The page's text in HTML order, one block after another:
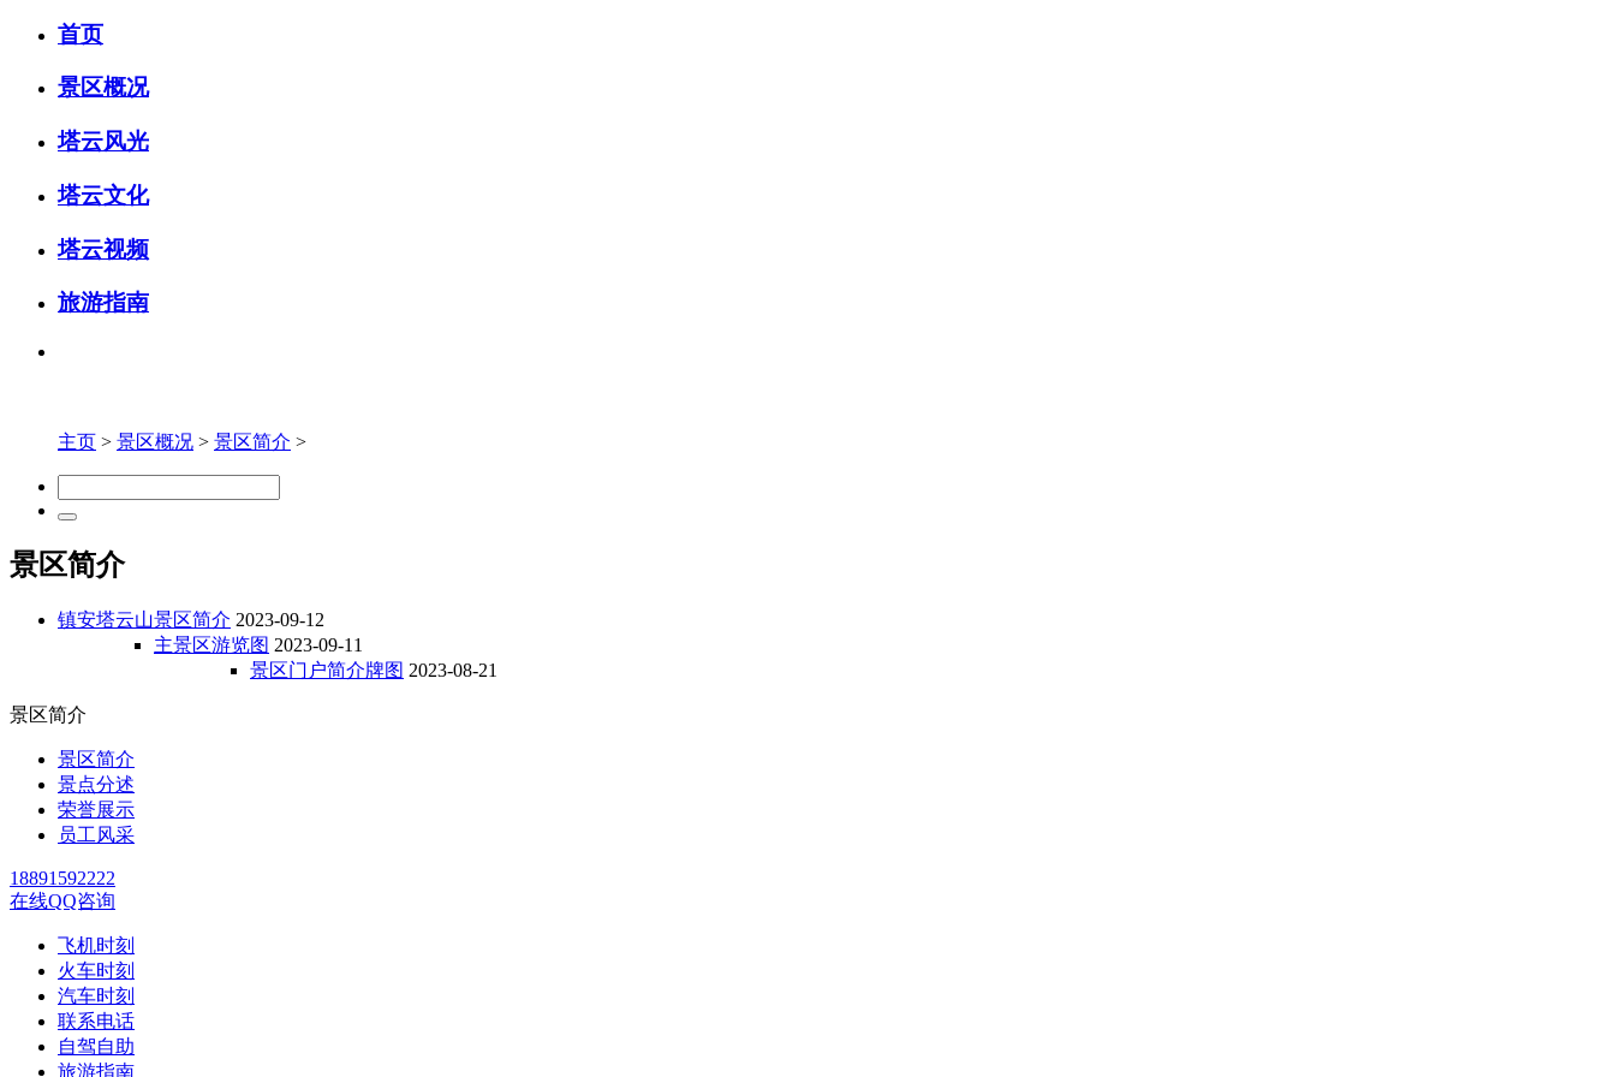
首页
景区概况
塔云风光
塔云文化
塔云视频
旅游指南
主页 > 景区概况 > 景区简介 >
景区简介
镇安塔云山景区简介 2023-09-12
主景区游览图 2023-09-11
景区门户简介牌图 2023-08-21
景区简介
景区简介
景点分述
荣誉展示
员工风采
18891592222
在线QQ咨询
飞机时刻
火车时刻
汽车时刻
联系电话
自驾自助
旅游指南